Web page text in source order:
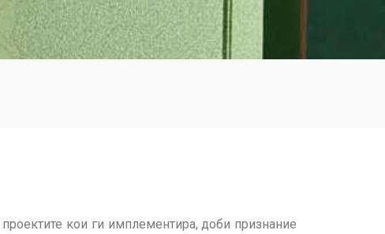
кои ги имплементира, доби признание